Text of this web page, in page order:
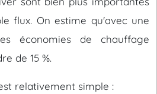
flux. On estime qu'avec une
économies de chauffage
de 15 %.
relativement simple :